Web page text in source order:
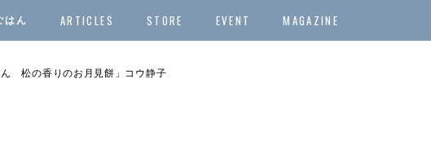
はん ARTICLES STORE EVENT MAGAZINE
ん 松の香りのお月見餅」コウ静子